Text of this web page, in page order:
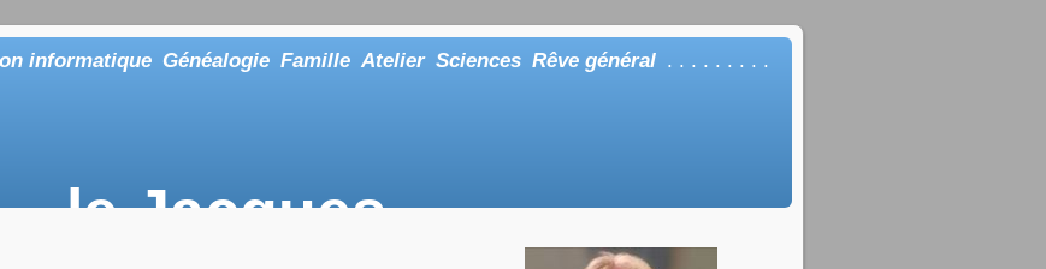
informatique Généalogie Famille Atelier Sciences Rêve général . . . . . . . . .
le Jacques